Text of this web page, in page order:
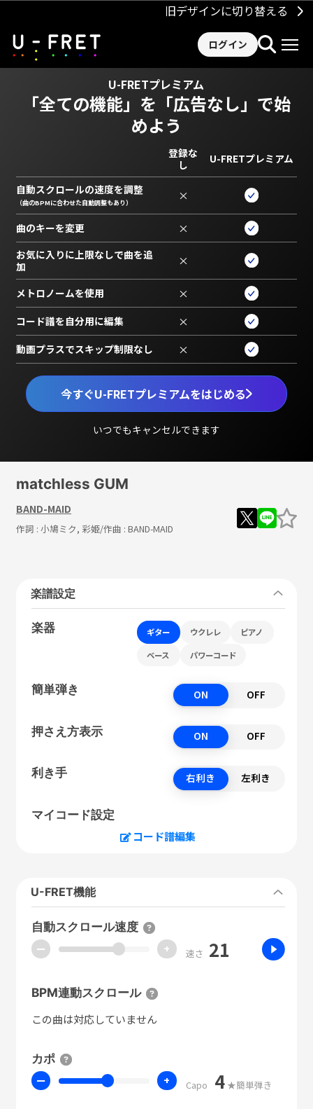
旧デザインに切り替える
ログイン
U-FRETプレミアム
「全ての機能」を 「広告なし」で始
めよう
今すぐU-FRETプレミアムをはじめる
いつでもキャンセルできます
登録な
し
U-FRETプレミアム
自動スクロールの速度を調整
（曲のBPMに合わせた自動調整もあり） ×
曲のキーを変更 ×
お気に入りに上限なしで曲を追
加
×
メトロノームを使用 ×
コード譜を自分用に編集 ×
動画プラスでスキップ制限なし ×
matchless GUM
BAND-MAID
作詞 : 小鳩ミク, 彩姫/作曲 : BAND-MAID
楽譜設定
楽器 ギター ウクレレ ピアノ
ベース パワーコード
簡単弾き ON OFF
押さえ方表示 ON OFF
利き手 右利き 左利き
マイコード設定
コード譜編集
U-FRET機能
自動スクロール速度
ー + 速さ 21
BPM連動スクロール
この曲は対応していません
カポ
ー + Capo 4 ★簡単弾き